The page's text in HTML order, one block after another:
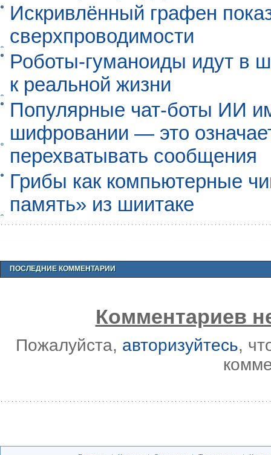
Искривлённый графен
сверхпроводимости
Роботы-гуманоиды идут в
к реальной жизни
Популярные чат-боты ИИ
шифровании — это
перехватывать сообщения
Грибы как компьютерные
память» из шиитаке
ПОСЛЕДНИЕ КОММЕНТАРИИ
Комментариев
Пожалуйста, авторизуйтесь,